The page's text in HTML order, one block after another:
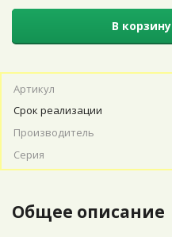
В корзину
Артикул
Срок реализации
Производитель
Серия
Общее описание